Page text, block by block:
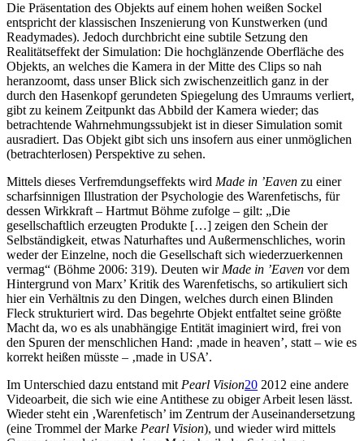
Die Präsentation des Objekts auf einem hohen weißen Sockel
entspricht der klassischen Inszenierung von Kunstwerken (und
Readymades). Jedoch durchbricht eine subtile Setzung den
Realitätseffekt der Simulation: Die hochglänzende Oberfläche des
Objekts, an welches die Kamera in der Mitte des Clips so nah
heranzoomt, dass unser Blick sich zwischenzeitlich ganz in der
durch den Hasenkopf gerundeten Spiegelung des Umraums verliert,
gibt zu keinem Zeitpunkt das Abbild der Kamera wieder; das
betrachtende Wahrnehmungssubjekt ist in dieser Simulation somit
ausradiert. Das Objekt gibt sich uns insofern aus einer unmöglichen
(betrachterlosen) Perspektive zu sehen.
Mittels dieses Verfremdungseffekts wird Made in ’Eaven zu einer
scharfsinnigen Illustration der Psychologie des Warenfetischs, für
dessen Wirkkraft – Hartmut Böhme zufolge – gilt: „Die
gesellschaftlich erzeugten Produkte […] zeigen den Schein der
Selbständigkeit, etwas Naturhaftes und Außermenschliches, worin
weder der Einzelne, noch die Gesellschaft sich wiederzuerkennen
vermag“ (Böhme 2006: 319). Deuten wir Made in ’Eaven vor dem
Hintergrund von Marx’ Kritik des Warenfetischs, so artikuliert sich
hier ein Verhältnis zu den Dingen, welches durch einen Blinden
Fleck strukturiert wird. Das begehrte Objekt entfaltet seine größte
Macht da, wo es als unabhängige Entität imaginiert wird, frei von
den Spuren der menschlichen Hand: ‚made in heaven’, statt – wie es
korrekt heißen müsste – ‚made in USA’.
Im Unterschied dazu entstand mit Pearl Vision20 2012 eine andere
Videoarbeit, die sich wie eine Antithese zu obiger Arbeit lesen lässt.
Wieder steht ein ‚Warenfetisch’ im Zentrum der Auseinandersetzung
(eine Trommel der Marke Pearl Vision), und wieder wird mittels